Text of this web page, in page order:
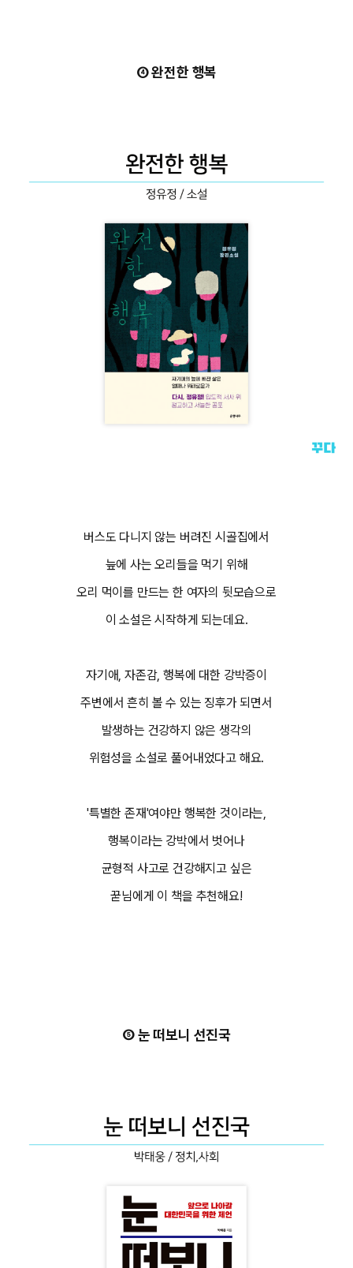
④완전한 행복
버스도 다니지 않는 버려진 시골집에서
늪에 사는 오리들을 먹기 위해
오리 먹이를 만드는 한 여자의 뒷모습으로
이 소설은 시작하게 되는데요.
자기애, 자존감, 행복에 대한 강박증이
주변에서 흔히 볼 수 있는 징후가 되면서
발생하는 건강하지 않은 생각의
위험성을 소설로 풀어내었다고 해요.
'특별한 존재'여야만 행복한 것이라는,
행복이라는 강박에서 벗어나
균형적 사고로 건강해지고 싶은
꾿님에게 이 책을 추천해요!
⑤눈 떠보니 선진국